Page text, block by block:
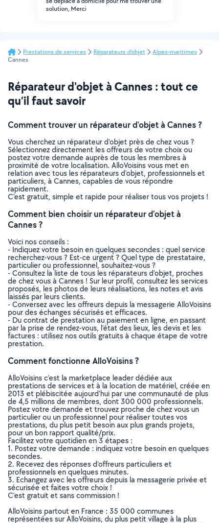
solution, Merci
Prestations de services Réparateurs d'objet
Alpes-maritimes
Cannes
Réparateur d'objet à Cannes : tout ce
qu’il faut savoir
Comment trouver un réparateur d'objet à Cannes ?
Vous cherchez un réparateur d'objet près de chez vous ?
Sélectionnez directement les offreurs de votre choix ou
postez votre demande auprès de tous les membres à
proximité de votre localisation. AlloVoisins vous met en
relation avec tous les réparateurs d'objet, professionnels et
particuliers, à Cannes, capables de vous répondre
rapidement.
C’est gratuit, simple et rapide pour réaliser tous vos projets !
Comment bien choisir un réparateur d'objet à
Cannes ?
Voici nos conseils :
- Indiquez votre besoin en quelques secondes : quel service
recherchez-vous ? Est-ce urgent ? Quel type de prestataire,
particulier ou professionnel, souhaitez-vous ?
- Consultez la liste de tous les réparateurs d'objet, proches
de chez vous à Cannes ! Sur leur profil, consultez les services
proposés, les photos de leurs réalisations, les notes et avis
laissés par leurs clients.
- Conversez avec les offreurs depuis la messagerie AlloVoisins
pour des échanges sécurisés et efficaces.
- Du contrat de prestation au paiement en ligne, en passant
par la prise de rendez-vous, l’état des lieux, les devis et les
factures : utilisez nos outils gratuits à chaque étape de votre
prestation.
Comment fonctionne AlloVoisins ?
AlloVoisins c’est la marketplace leader dédiée aux
prestations de services et à la location de matériel, créée en
2013 et plébiscitée aujourd’hui par une communauté de plus
de 4,5 millions de membres, dont 300 000 professionnels.
Postez votre demande et trouvez proche de chez vous un
particulier ou un professionnel pour réaliser toutes vos
prestations, du plus petit besoin aux plus grands projets,
pour un bon rapport qualité/prix.
Facilitez votre quotidien en 3 étapes :
1. Postez votre demande : indiquez votre besoin en quelques
secondes.
2. Recevez des réponses d’offreurs particuliers et
professionnels en quelques minutes.
3. Echangez avec les offreurs depuis la messagerie privée et
sécurisée et faites votre choix !
C’est gratuit et sans commission !
AlloVoisins partout en France : 35 000 communes
représentées sur AlloVoisins, du plus petit village à la plus